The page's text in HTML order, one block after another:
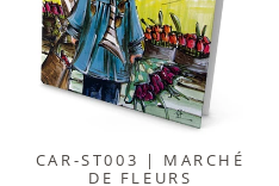
CAR-ST003 | MARCHÉ
DE FLEURS